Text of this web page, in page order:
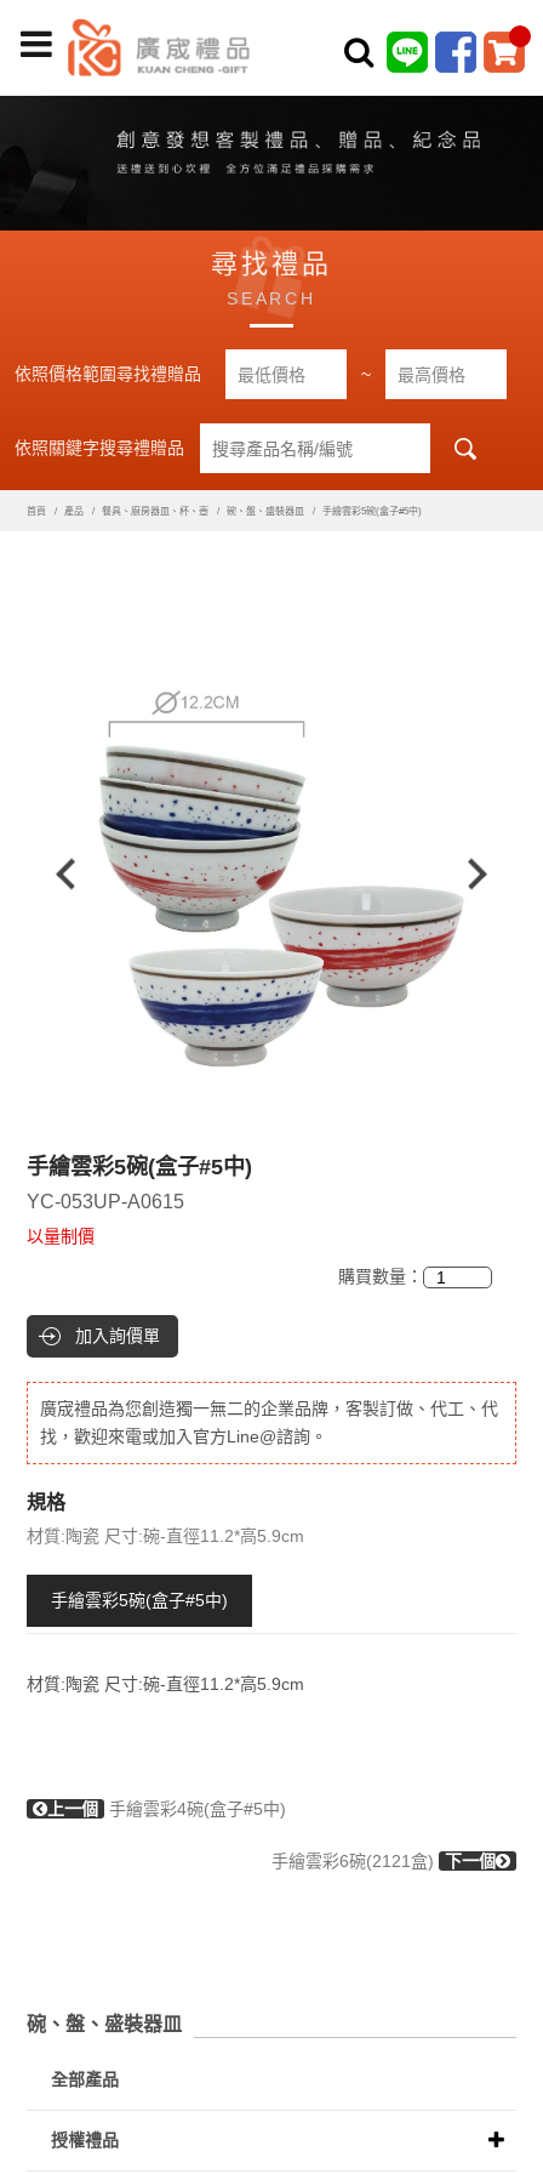
尋找禮品
SEARCH
依照價格範圍尋找禮贈品 ~
依照關鍵字搜尋禮贈品
首頁 產品 餐具、廚房器皿、杯、壺 碗、盤、盛裝器皿 手繪雲彩5碗(盒子#5中)
手繪雲彩5碗(盒子#5中)
YC-053UP-A0615
以量制價
購買數量：
加入詢價單
廣宬禮品為您創造獨一無二的企業品牌，客製訂做、代工、代
找，歡迎來電或加入官方Line@諮詢。
規格
材質:陶瓷 尺寸:碗-直徑11.2*高5.9cm
手繪雲彩5碗(盒子#5中)
材質:陶瓷 尺寸:碗-直徑11.2*高5.9cm
上一個 手繪雲彩4碗(盒子#5中)
手繪雲彩6碗(2121盒) 下一個
碗、盤、盛裝器皿
全部產品
授權禮品